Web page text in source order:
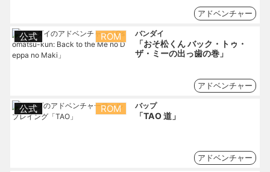
アドベンチャー
公式 ROM バンダイ
「おそ松くん バック・トゥ・
ザ・ミーの出っ歯の巻」
アドベンチャー
公式 ROM バップ
「TAO 道」
アドベンチャー